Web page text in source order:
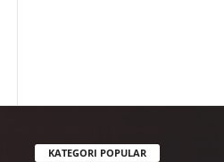
KATEGORI POPULAR